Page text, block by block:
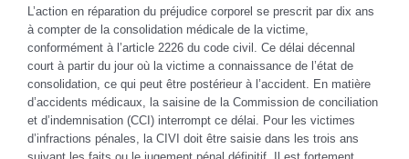
L’action en réparation du préjudice corporel se prescrit par dix ans
à compter de la consolidation médicale de la victime,
conformément à l’article 2226 du code civil. Ce délai décennal
court à partir du jour où la victime a connaissance de l’état de
consolidation, ce qui peut être postérieur à l’accident. En matière
d’accidents médicaux, la saisine de la Commission de conciliation
et d’indemnisation (CCI) interrompt ce délai. Pour les victimes
d’infractions pénales, la CIVI doit être saisie dans les trois ans